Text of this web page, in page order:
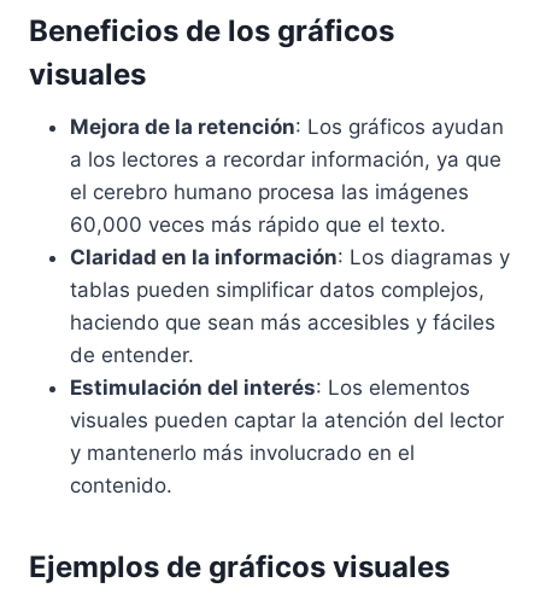
Beneficios de los gráficos
visuales
Mejora de la retención: Los gráficos ayudan
a los lectores a recordar información, ya que
el cerebro humano procesa las imágenes
60,000 veces más rápido que el texto.
Claridad en la información: Los diagramas y
tablas pueden simplificar datos complejos,
haciendo que sean más accesibles y fáciles
de entender.
Estimulación del interés: Los elementos
visuales pueden captar la atención del lector
y mantenerlo más involucrado en el
contenido.
Ejemplos de gráficos visuales